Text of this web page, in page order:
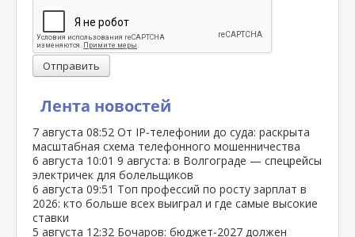
Лента новостей
7 августа 08:52 От IP‑телефонии до суда: раскрыта
масштабная схема телефонного мошенничества
6 августа 10:01 9 августа: в Волгограде — спецрейсы
электричек для болельщиков
6 августа 09:51 Топ профессий по росту зарплат в
2026: кто больше всех выиграл и где самые высокие
ставки
5 августа 12:32 Бочаров: бюджет‑2027 должен
Отправить